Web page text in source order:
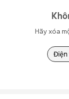
Hãy xóa
Điện